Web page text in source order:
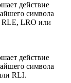
действие
символа
LRO или
действие
символа
RLI.